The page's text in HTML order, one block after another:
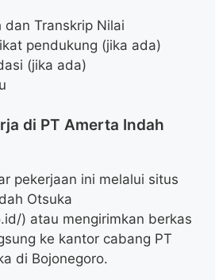
dan Transkrip Nilai
pendukung (jika ada)
(jika ada)
di PT Amerta Indah
pekerjaan ini melalui situs
Otsuka
) atau mengirimkan berkas
ke kantor cabang PT
di Bojonegoro.